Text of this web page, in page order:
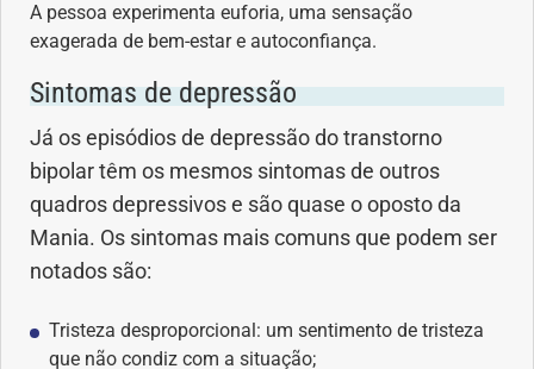
Saúde dos olhos
Saúde dos ouvidos
Saúde dos rins
Saúde mental
Sono
A pessoa experimenta euforia, uma sensação
exagerada de bem-estar e autoconfiança.
Sintomas de depressão
Já os episódios de depressão do transtorno
bipolar têm os mesmos sintomas de outros
quadros depressivos e são quase o oposto da
Mania. Os sintomas mais comuns que podem ser
notados são:
Tristeza desproporcional: um sentimento de tristeza
que não condiz com a situação;